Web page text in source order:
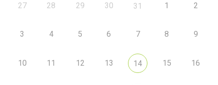
27 28 29 30 31 1 2
3 4 5 6 7 8 9
10 11 12 13 14 15 16